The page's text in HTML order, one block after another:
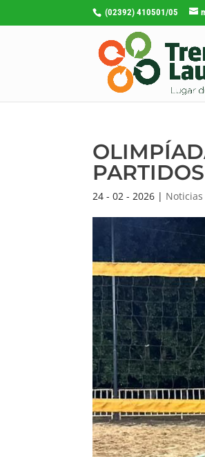
(02392) 410501/05
24 - 02 - 2026 | Noticias